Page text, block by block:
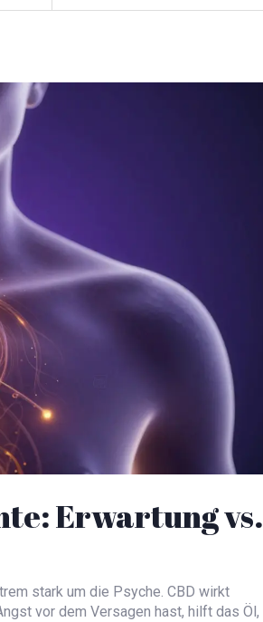
Erwartung vs.
stark um die Psyche. CBD wirkt
vor dem Versagen hast, hilft das Öl,